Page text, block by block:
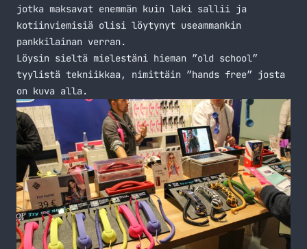
jotka maksavat enemmän kuin laki sallii ja
kotiinviemisiä olisi löytynyt useammankin
pankkilainan verran.
Löysin sieltä mielestäni hieman ”old school”
tyylistä tekniikkaa, nimittäin ”hands free” josta
on kuva alla.